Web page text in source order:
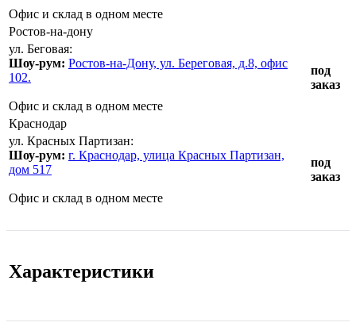
Офис и склад в одном месте
Ростов-на-дону
ул. Беговая:
Шоу-рум: Ростов-на-Дону, ул. Береговая, д.8, офис
102.
Офис и склад в одном месте
под
заказ
Краснодар
ул. Красных Партизан:
Шоу-рум: г. Краснодар, улица Красных Партизан,
дом 517
Офис и склад в одном месте
под
заказ
Характеристики